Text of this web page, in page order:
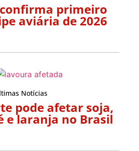
confirma primeiro
aviária de 2026
Notícias
pode afetar soja,
e laranja no Brasil